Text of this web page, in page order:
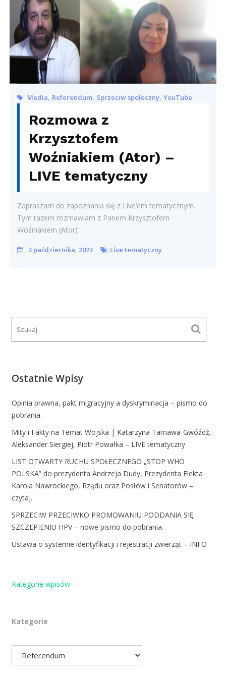
Media, Referendum, Sprzeciw społeczny,YouTube
Rozmowa z
Krzysztofem
Woźniakiem (Ator) –
LIVE tematyczny
Zapraszam do zapoznania się z Live’em tematycznym.
Tym razem rozmawiam z Panem Krzysztofem
Woźniakiem (Ator)
3 października, 2023 Live tematyczny
Ostatnie Wpisy
Opinia prawna, pakt migracyjny a dyskryminacja – pismo do
pobrania.
Mity i Fakty na Temat Wojska | Katarzyna Tarnawa-Gwóźdź,
Aleksander Siergiej, Piotr Powałka – LIVE tematyczny
LIST OTWARTY RUCHU SPOŁECZNEGO „STOP WHO
POLSKA” do prezydenta Andrzeja Dudy, Prezydenta Elekta
Karola Nawrockiego, Rządu oraz Posłów i Senatorów –
czytaj.
SPRZECIW PRZECIWKO PROMOWANIU PODDANIA SIĘ
SZCZEPIENIU HPV – nowe pismo do pobrania.
Ustawa o systemie identyfikacji i rejestracji zwierząt – INFO
Kategorie wpisów:
Kategorie